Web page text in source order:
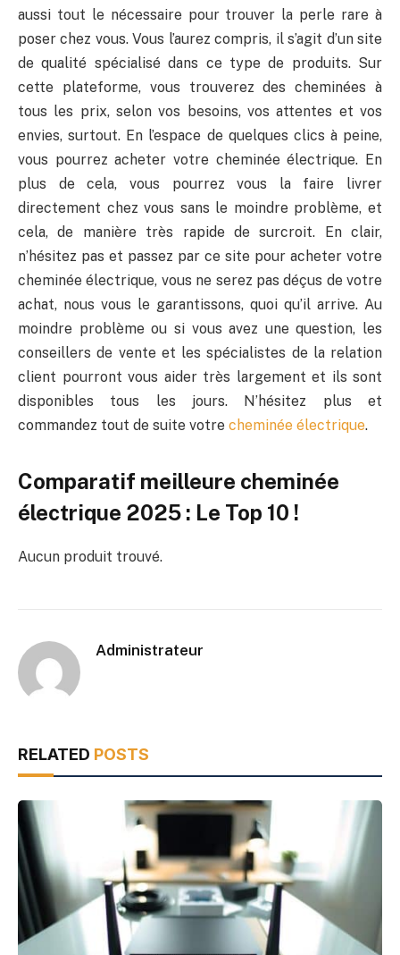
aussi tout le nécessaire pour trouver la perle rare à
poser chez vous. Vous l’aurez compris, il s’agit d’un site
de qualité spécialisé dans ce type de produits. Sur
cette plateforme, vous trouverez des cheminées à
tous les prix, selon vos besoins, vos attentes et vos
envies, surtout. En l’espace de quelques clics à peine,
vous pourrez acheter votre cheminée électrique. En
plus de cela, vous pourrez vous la faire livrer
directement chez vous sans le moindre problème, et
cela, de manière très rapide de surcroit. En clair,
n’hésitez pas et passez par ce site pour acheter votre
cheminée électrique, vous ne serez pas déçus de votre
achat, nous vous le garantissons, quoi qu’il arrive. Au
moindre problème ou si vous avez une question, les
conseillers de vente et les spécialistes de la relation
client pourront vous aider très largement et ils sont
disponibles tous les jours. N’hésitez plus et
commandez tout de suite votre cheminée électrique.
Comparatif meilleure cheminée
électrique 2025 : Le Top 10 !
Aucun produit trouvé.
Administrateur
RELATED POSTS